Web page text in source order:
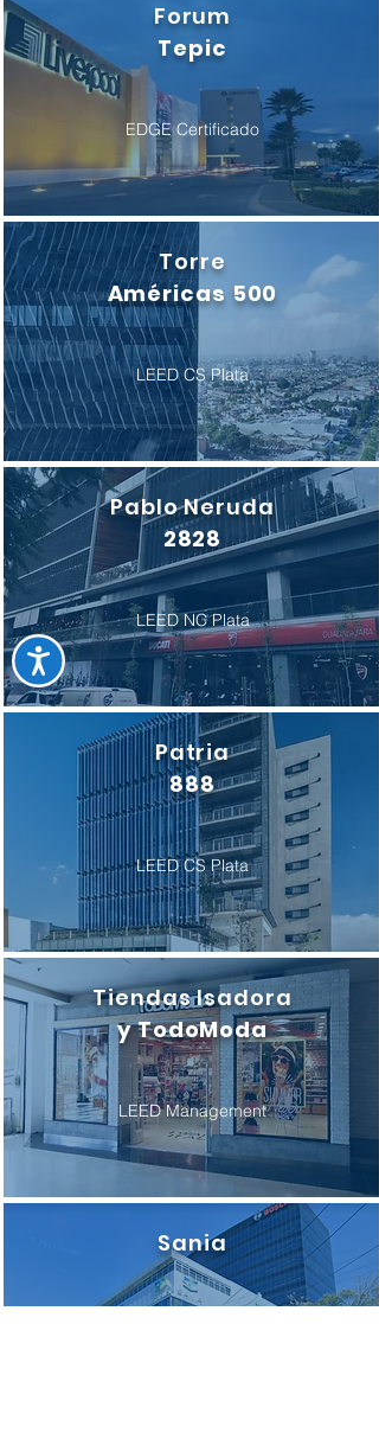
Forum
Tepic
EDGE Certificado
Torre
Américas 500
LEED CS Plata
Pablo Neruda
2828
LEED NC Plata
Patria
888
LEED CS Plata
Tiendas Isadora
y TodoModa
LEED Management
Sania